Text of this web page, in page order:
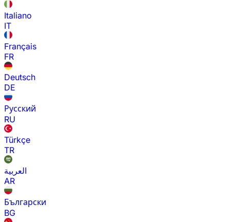
Italiano
IT
Français
FR
Deutsch
DE
Русский
RU
Türkçe
TR
العربية
AR
Български
BG